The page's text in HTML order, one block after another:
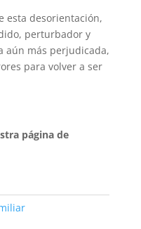
esta desorientación,
perturbador y
aún más perjudicada,
para volver a ser
página de